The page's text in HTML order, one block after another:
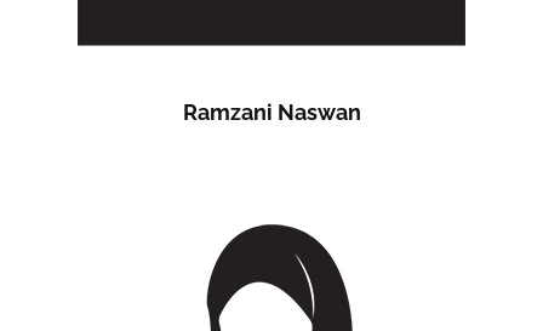
Ramzani Naswan